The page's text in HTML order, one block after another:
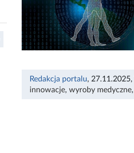
Redakcja portalu, 27.11.2025,
innowacje, wyroby medyczne,